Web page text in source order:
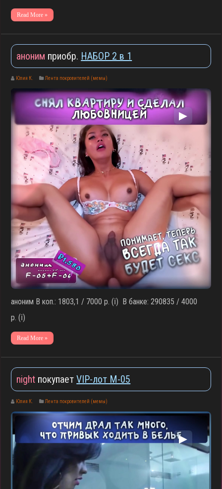
Read More »
аноним приобр. НАБОР 2 в 1
Юлия К. Лента покровителей (мемы)
▶
аноним В коп.: 1803,1 / 7000 р. (ℹ️) В банке: 290835 / 4000
р. (ℹ️)
Read More »
night покупаетVIP-лот M-05
Юлия К. Лента покровителей (мемы)
▶